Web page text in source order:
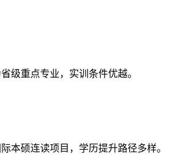
级重点专业，实训条件优越。
本硕连读项目，学历提升路径多样。